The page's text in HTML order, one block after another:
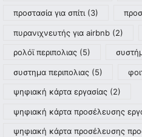
προστασία για σπίτι(3)
πυρανιχνευτής για airbnb (2)
ρολόϊ περιπολιας (5)
συστημα περιπολιας (5)
ψηφιακή κάρτα εργασίας (2)
ψηφιακή κάρτα προσέλευσης
ψηφιακή κάρτα προσέλευσης